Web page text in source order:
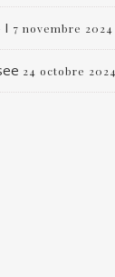
I 7 novembre 2024
24 octobre 2024